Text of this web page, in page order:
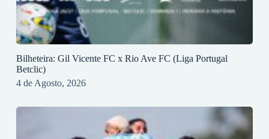
Bilheteira: Gil Vicente FC x Rio Ave FC (Liga Portugal
Betclic)
4 de Agosto, 2026